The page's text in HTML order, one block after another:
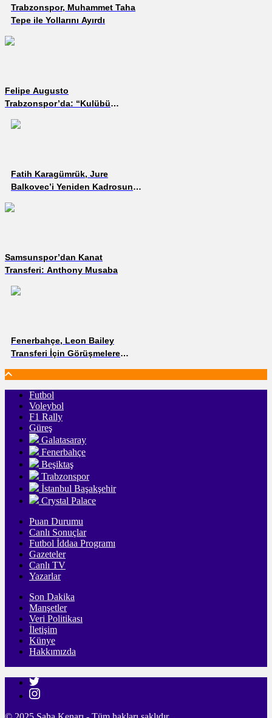
Trabzonspor, Muhammet Taha
Tepe ile Yollarını Ayırdı
Felipe Augusto
Trabzonspor’da: “Kulübü
Biliyordum”
Fatih Karagümrük, Jure
Balkovec’i Yeniden Kadrosuna
Samsunspor’dan Kanat
Transferi: Anthony Musaba
Fenerbahçe, Leon Bailey
Transferi İçin Görüşmelere
Futbol
Voleybol
F1 Rally
Güreş
Galatasaray
Fenerbahçe
Beşiktaş
Trabzonspor
İstanbul Başakşehir
Crystal Palace
Puan Durumu
Canlı Sonuçlar
Futbol İddaa Programı
Gazeteler
Canlı TV
Yazarlar
Son Dakika
Manşetler
Veri Politikası
İletişim
Künye
Hakkımızda